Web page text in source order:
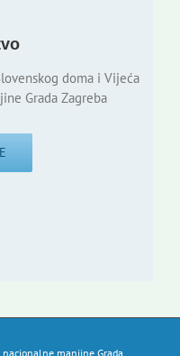
doma i Vijeća
Grada Zagreba
manjine Grada